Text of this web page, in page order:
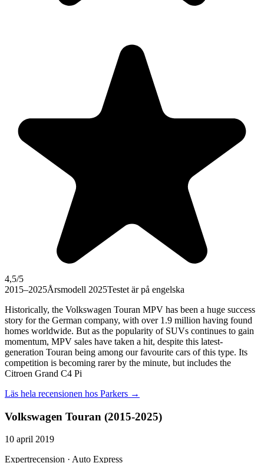
4,5/5
2015–2025Årsmodell 2025Testet är på engelska
Historically, the Volkswagen Touran MPV has been a huge success
story for the German company, with over 1.9 million having found
homes worldwide. But as the popularity of SUVs continues to gain
momentum, MPV sales have taken a hit, despite this latest-
generation Touran being among our favourite cars of this type. Its
competition is becoming rarer by the minute, but includes the
Citroen Grand C4 Pi
Läs hela recensionen hos Parkers →
Volkswagen Touran (2015-2025)
10 april 2019
Expertrecension · Auto Express